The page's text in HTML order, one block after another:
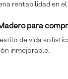
rentabilidad en
para
de vida
inmejorable.